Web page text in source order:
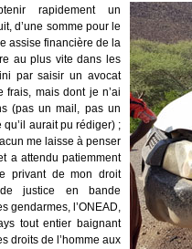
rapidement un
d’une somme pour le
assise financière de la
au plus vite dans les
par saisir un avocat
mais dont je n’ai
(pas un mail, pas un
aurait pu rédiger) ;
me laisse à penser
a attendu patiemment
privant de mon droit
justice en bande
gendarmes, l’ONEAD,
tout entier baignant
droits de l’homme aux